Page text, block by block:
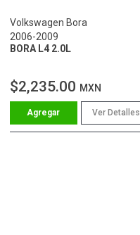
Volkswagen Bora
2006-2009
BORA L4 2.0L
$2,235.00 MXN
Ver Detalles